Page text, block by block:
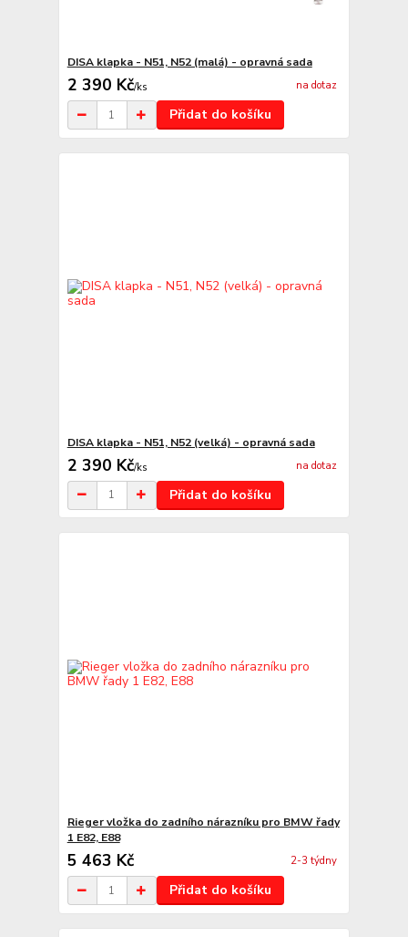
DISA klapka - N51, N52 (malá) - opravná sada
2 390 Kč/ks na dotaz
Přidat do košíku
DISA klapka - N51, N52 (velká) - opravná sada
2 390 Kč/ks na dotaz
Přidat do košíku
Rieger vložka do zadního nárazníku pro BMW řady
1 E82, E88
5 463 Kč 2-3 týdny
Přidat do košíku